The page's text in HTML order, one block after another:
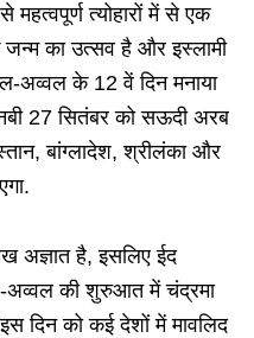
महत्वपूर्ण त्योहारों में से एक
का उत्सव है और इस्लामी
अव्वल के 12 वें दिन मनाया
27 सितंबर को सऊदी अरब
बांग्लादेश, श्रीलंका और
अज्ञात है, इसलिए ईद
अव्वल की शुरुआत में चंद्रमा
दिन को कई देशों में मावलिद